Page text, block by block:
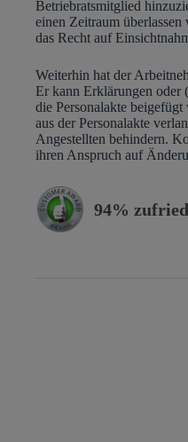
Betriebratsmitglied
einen Zeitraum
das Recht auf
Weiterhin hat der
Er kann Erklärungen oder
die Personalakte
aus der Personalakte
Angestellten behindern.
ihren Anspruch auf
94%